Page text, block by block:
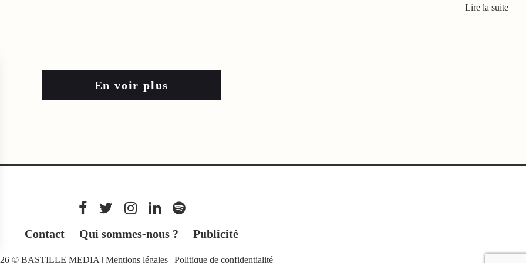
Lire la suite
En voir plus
Contact Qui sommes-nous ? Publicité
© BASTILLE MEDIA | Mentions légales| Politique de confidentialité